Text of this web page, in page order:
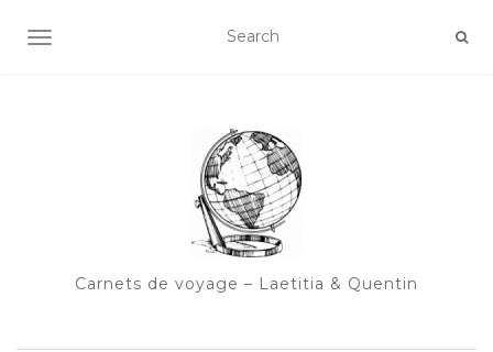
OUVRIR/FERMER LA NAVIGATION
Carnets de voyage – Laetitia & Quentin